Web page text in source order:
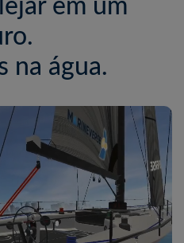
em um
na água.